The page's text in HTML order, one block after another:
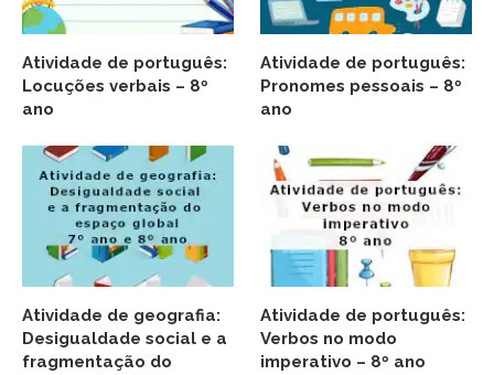
Atividade de português:
Locuções verbais – 8º
ano
Atividade de português:
Pronomes pessoais – 8º
ano
Atividade de geografia:
Desigualdade social e a
fragmentação do
Atividade de português:
Verbos no modo
imperativo – 8º ano